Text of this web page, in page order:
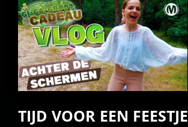
TIJD VOOR EEN FEESTJE